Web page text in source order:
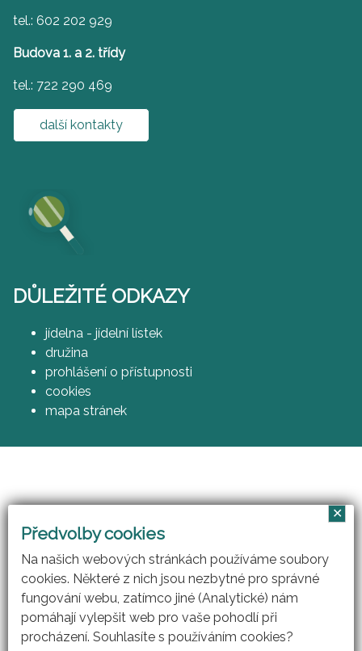
tel.: 602 202 929
Budova 1. a 2. třídy
tel.: 722 290 469
další kontakty
DŮLEŽITÉ ODKAZY
jídelna - jídelní lístek
družina
prohlášení o přístupnosti
cookies
mapa stránek
(CZ.1.07/1.3.00/51.0007)
Předvolby cookies
Na našich webových stránkách používáme soubory
cookies. Některé z nich jsou nezbytné pro správné
fungování webu, zatímco jiné (Analytické) nám
pomáhají vylepšit web pro vaše pohodlí při
procházení. Souhlasíte s používáním cookies?
✕